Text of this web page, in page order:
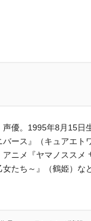
。1995年8月15日
バース』（キュアエ
アニメ『ヤマノスス
たち～』（鶴姫）など